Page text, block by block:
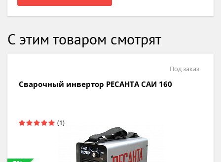
С этим товаром смотрят
В наличии
Сварочный аппарат РЕСАНТА САИ 190